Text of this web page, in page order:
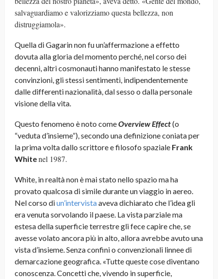
salvaguardiamo e valorizziamo questa bellezza, non
distruggiamola».
Quella di Gagarin non fu un’affermazione a effetto
dovuta alla gloria del momento perché, nel corso dei
decenni, altri cosmonauti hanno manifestato le stesse
convinzioni, gli stessi sentimenti, indipendentemente
dalle differenti nazionalità, dal sesso o dalla personale
visione della vita.
Questo fenomeno è noto comeOverview Effect(o
“veduta d’insieme”), secondo una definizione coniata per
la prima volta dallo scrittore e filosofo spaziale Frank
Whitenel 1987.
White, in realtà non è mai stato nello spazio ma ha
provato qualcosa di simile durante un viaggio in aereo.
Nel corso diun’intervistaaveva dichiarato che l’idea gli
era venuta sorvolando il paese. La vista parziale ma
estesa della superficie terrestre gli fece capire che, se
avesse volato ancora più in alto, allora avrebbe avuto una
vista d’insieme. Senza confini o convenzionali linnee di
demarcazione geografica. «Tutte queste cose diventano
conoscenza. Concetti che, vivendo in superficie,